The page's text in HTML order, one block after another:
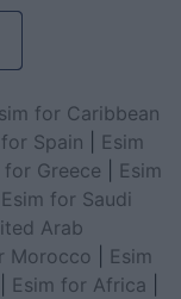
for Caribbean
Spain
Esim
for Greece
Esim
Esim for Saudi
Arab
Morocco
Esim
Esim for Africa